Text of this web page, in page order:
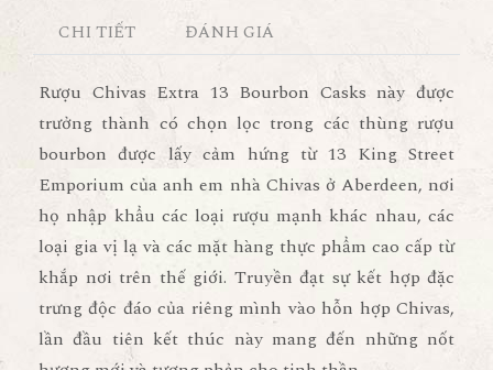
CHI TIẾT ĐÁNH GIÁ
Rượu Chivas Extra 13 Bourbon Casks này được
trưởng thành có chọn lọc trong các thùng rượu
bourbon được lấy cảm hứng từ 13 King Street
Emporium của anh em nhà Chivas ở Aberdeen, nơi
họ nhập khẩu các loại rượu mạnh khác nhau, các
loại gia vị lạ và các mặt hàng thực phẩm cao cấp từ
khắp nơi trên thế giới. Truyền đạt sự kết hợp đặc
trưng độc đáo của riêng mình vào hỗn hợp Chivas,
lần đầu tiên kết thúc này mang đến những nốt